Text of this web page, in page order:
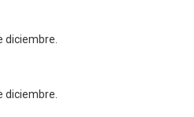
diciembre.
diciembre.